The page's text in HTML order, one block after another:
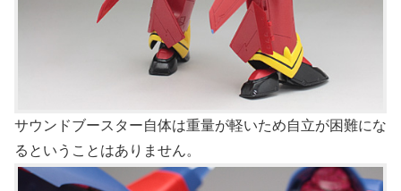
サウンドブースター自体は重量が軽いため自立が困難にな
るということはありません。